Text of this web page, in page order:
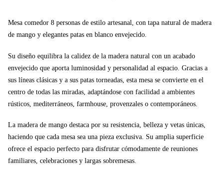
Mesa comedor 8 personas de estilo artesanal, con tapa natural de madera
de mango y elegantes patas en blanco envejecido.
Su diseño equilibra la calidez de la madera natural con un acabado
envejecido que aporta luminosidad y personalidad al espacio. Gracias a
sus líneas clásicas y a sus patas torneadas, esta mesa se convierte en el
centro de todas las miradas, adaptándose con facilidad a ambientes
rústicos, mediterráneos, farmhouse, provenzales o contemporáneos.
La madera de mango destaca por su resistencia, belleza y vetas únicas,
haciendo que cada mesa sea una pieza exclusiva. Su amplia superficie
ofrece el espacio perfecto para disfrutar cómodamente de reuniones
familiares, celebraciones y largas sobremesas.